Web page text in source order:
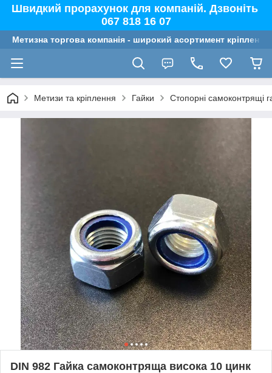
Швидкий прорахунок для компаній. Дзвоніть
067 818 16 07
Метизна торгова компанія - широкий асортимент
Метизи та кріплення Гайки Стопорні самоконтрящі
DIN 982 Гайка самоконтряща висока 10 цинк